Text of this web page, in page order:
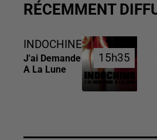
RÉCEMMENT
INDOCHINE
J'ai Demande
A La Lune
15h35
15h35